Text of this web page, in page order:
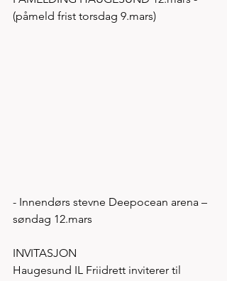
(påmeld frist torsdag 9.mars)
- Innendørs stevne Deepocean arena –
søndag 12.mars
INVITASJON
Haugesund IL Friidrett inviterer til